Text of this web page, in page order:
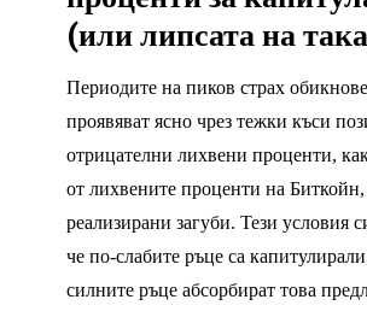
(или липсата на
Периодите на пиков страх
проявяват ясно чрез тежки къси
отрицателни лихвени проценти,
от лихвените проценти на
реализирани загуби. Тези условия
че по-слабите ръце са
силните ръце абсорбират това